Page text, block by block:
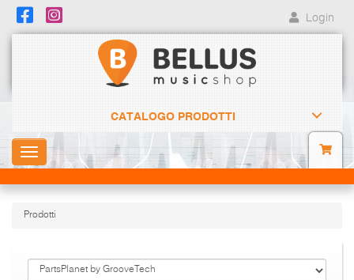
Login
CATALOGO PRODOTTI
Toggle
navigation
Prodotti